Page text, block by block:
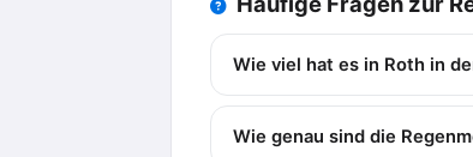
Wie viel hat es in Roth in
Wie genau sind die